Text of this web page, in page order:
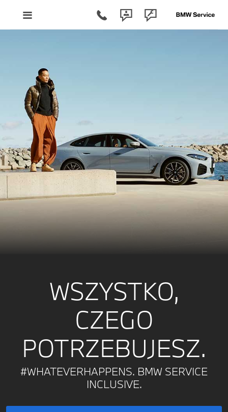
WSZYSTKO,
CZEGO
POTRZEBUJESZ.
#WHATEVERHAPPENS. BMW SERVICE
INCLUSIVE.